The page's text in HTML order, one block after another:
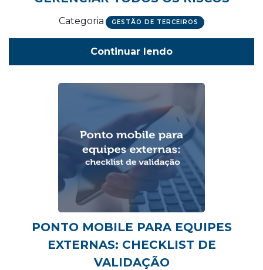
Categoria GESTÃO DE TERCEIROS
Continuar lendo
PONTO MOBILE PARA EQUIPES
EXTERNAS: CHECKLIST DE
VALIDAÇÃO